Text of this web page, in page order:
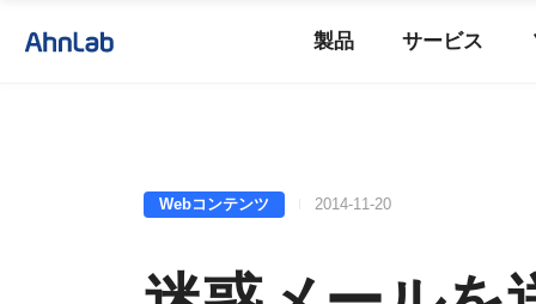
製品 サービス
Webコンテンツ 2014-11-20